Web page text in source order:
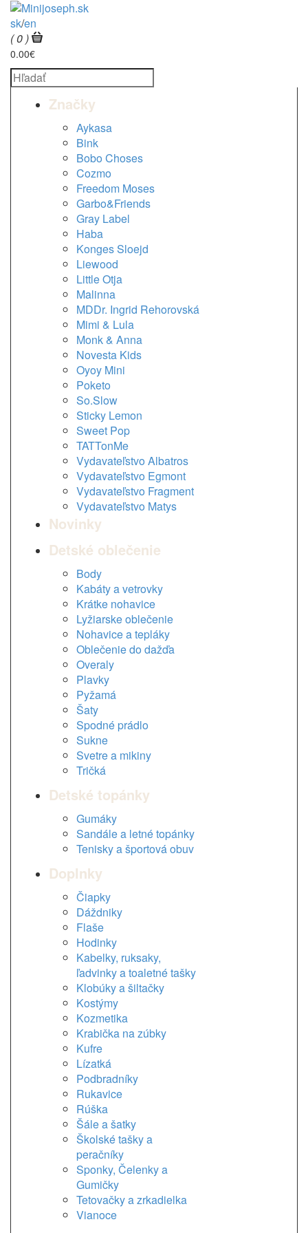
sk/en
( 0 )
0.00€
Značky
Aykasa
Bink
Bobo Choses
Cozmo
Freedom Moses
Garbo&Friends
Gray Label
Haba
Konges Sloejd
Liewood
Little Otja
Malinna
MDDr. Ingrid Rehorovská
Mimi & Lula
Monk & Anna
Novesta Kids
Oyoy Mini
Poketo
So.Slow
Sticky Lemon
Sweet Pop
TATTonMe
Vydavateľstvo Albatros
Vydavateľstvo Egmont
Vydavateľstvo Fragment
Vydavateľstvo Matys
Novinky
Detské oblečenie
Body
Kabáty a vetrovky
Krátke nohavice
Lyžiarske oblečenie
Nohavice a tepláky
Oblečenie do dažďa
Overaly
Plavky
Pyžamá
Šaty
Spodné prádlo
Sukne
Svetre a mikiny
Tričká
Detské topánky
Gumáky
Sandále a letné topánky
Tenisky a športová obuv
Doplnky
Čiapky
Dáždniky
Flaše
Hodinky
Kabelky, ruksaky,
ľadvinky a toaletné tašky
Klobúky a šiltačky
Kostýmy
Kozmetika
Krabička na zúbky
Kufre
Lízatká
Podbradníky
Rukavice
Rúška
Šále a šatky
Školské tašky a
peračníky
Sponky, Čelenky a
Gumičky
Tetovačky a zrkadielka
Vianoce